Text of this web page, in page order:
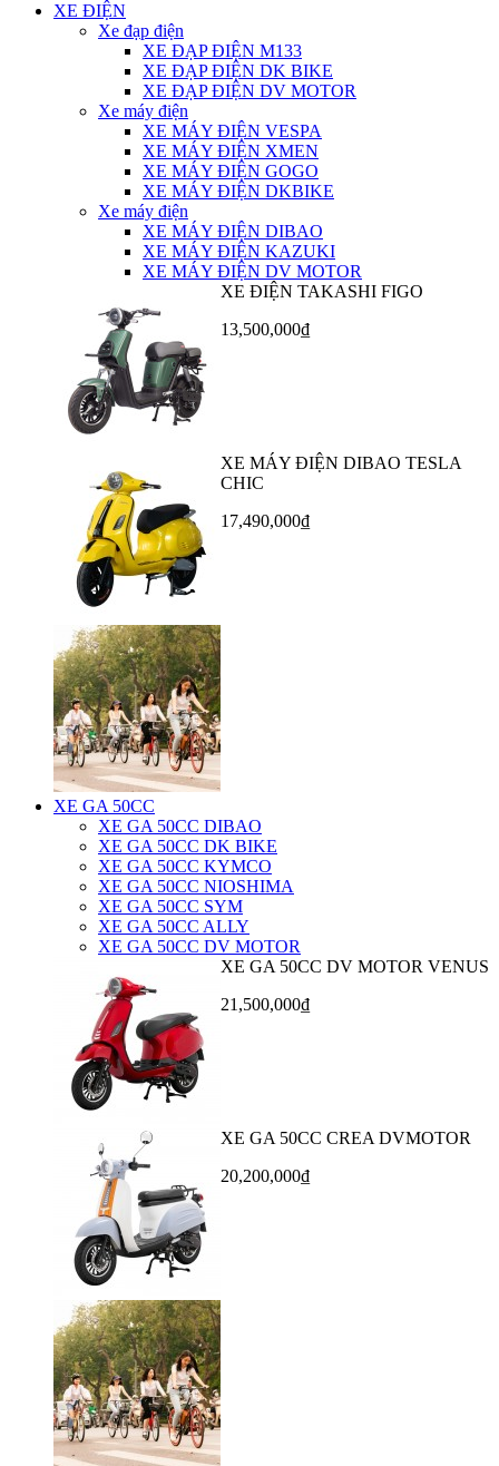
XE ĐIỆN
Xe đạp điện
XE ĐẠP ĐIỆN M133
XE ĐẠP ĐIỆN DK BIKE
XE ĐẠP ĐIỆN DV MOTOR
Xe máy điện
XE MÁY ĐIỆN VESPA
XE MÁY ĐIỆN XMEN
XE MÁY ĐIỆN GOGO
XE MÁY ĐIỆN DKBIKE
Xe máy điện
XE MÁY ĐIỆN DIBAO
XE MÁY ĐIỆN KAZUKI
XE MÁY ĐIỆN DV MOTOR
XE ĐIỆN TAKASHI FIGO
13,500,000₫
XE MÁY ĐIỆN DIBAO TESLA
CHIC
17,490,000₫
XE GA 50CC
XE GA 50CC DIBAO
XE GA 50CC DK BIKE
XE GA 50CC KYMCO
XE GA 50CC NIOSHIMA
XE GA 50CC SYM
XE GA 50CC ALLY
XE GA 50CC DV MOTOR
XE GA 50CC DV MOTOR VENUS
21,500,000₫
XE GA 50CC CREA DVMOTOR
20,200,000₫